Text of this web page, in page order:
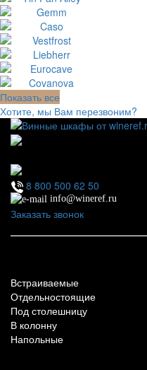
Показать все
Хотите, мы Вам перезвоним?
8 800 500 62 50
info@wineref.ru
Заказать звонок
Встраиваемые
Отдельностоящие
Под столешницу
В колонну
Напольные